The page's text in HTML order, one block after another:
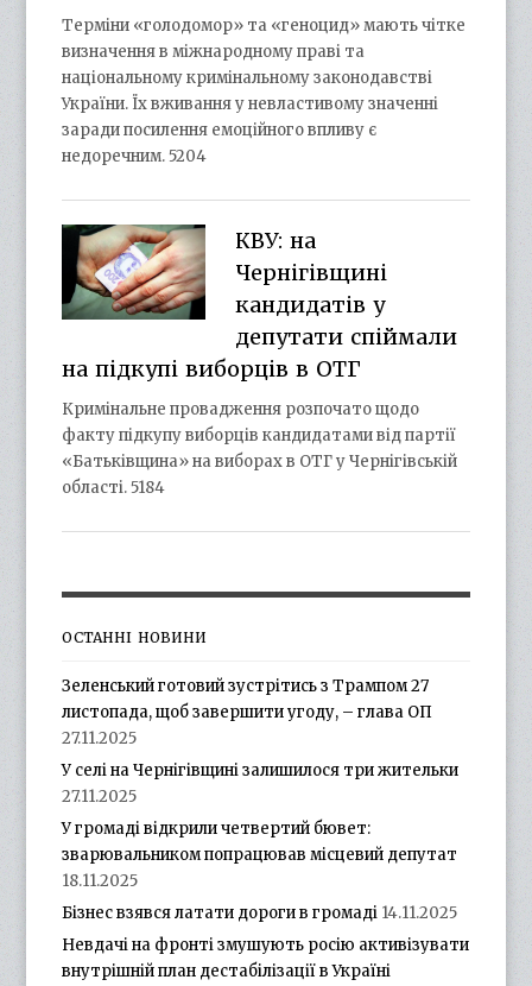
Терміни «голодомор» та «геноцид» мають чітке
визначення в міжнародному праві та
національному кримінальному законодавстві
України. Їх вживання у невластивому значенні
заради посилення емоційного впливу є
недоречним. 5204
КВУ: на
Чернігівщині
кандидатів у
депутати спіймали
на підкупі виборців в ОТГ
Кримінальне провадження розпочато щодо
факту підкупу виборців кандидатами від партії
«Батьківщина» на виборах в ОТГ у Чернігівській
області. 5184
ОСТАННІ НОВИНИ
Зеленський готовий зустрітись з Трампом 27
листопада, щоб завершити угоду, – глава ОП
27.11.2025
У селі на Чернігівщині залишилося три жительки
27.11.2025
У громаді відкрили четвертий бювет:
зварювальником попрацював місцевий депутат
18.11.2025
Бізнес взявся латати дороги в громаді 14.11.2025
Невдачі на фронті змушують росію активізувати
внутрішній план дестабілізації в Україні